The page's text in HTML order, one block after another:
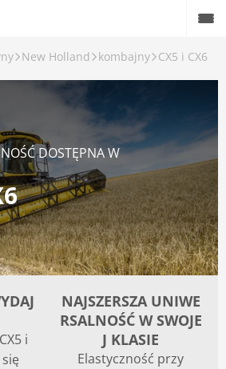
New Holland kombajny CX5 i CX6
DOSTĘPNA W
i
NAJSZERSZA UNIWE
RSALNOŚĆ W SWOJE
J KLASIE
Elastyczność przy